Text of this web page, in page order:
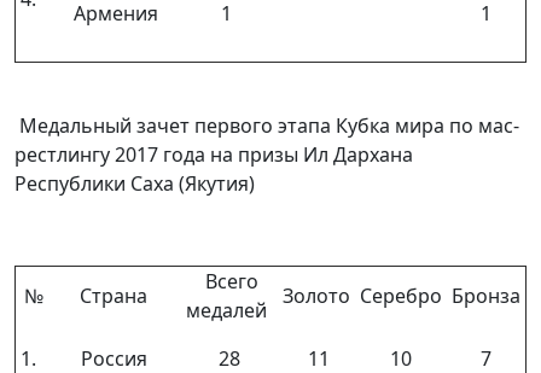
Армения 1 1
Медальный зачет первого этапа Кубка мира по мас-
рестлингу 2017 года на призы Ил Дархана
Республики Саха (Якутия)
№ Страна
Всего
медалей
Золото Серебро Бронза
1. Россия 28 11 10
7